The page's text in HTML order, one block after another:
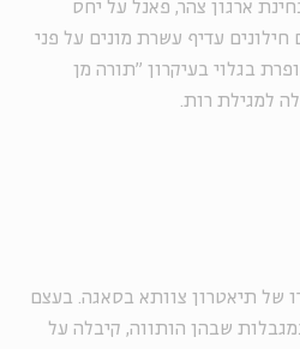
ארגון צהר, פאנל על יחס
עדיף עשרת מונים על פני
בגלוי בעיקרון "תורה מן
למגילת רות.
של תיאטרון צוותא בסאגה. בעצם
שבהן הותווה, קיבלה על